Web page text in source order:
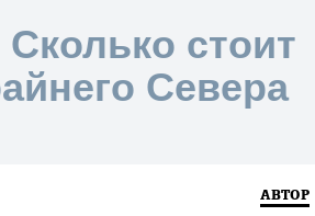
стоит
Севера
АВТОР